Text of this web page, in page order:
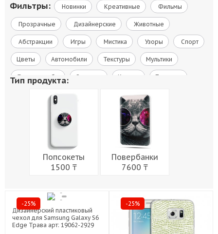
Фильтры: Новинки Креативные Фильмы
Прозрачные Дизайнерские Животные
Абстракции Игры Мистика Узоры Спорт
Цветы Автомобили Текстуры Мультики
Флаги и гербы Сериалы Космос Природа
Мужчины
Еда Праздники
Тип продукта:
Попсокеты
1500 ₸
Повербанки
7600 ₸
-25%
Дизайнерский пластиковый
чехол для Samsung Galaxy S6
Edge Трава арт: 19062-2929
-25%